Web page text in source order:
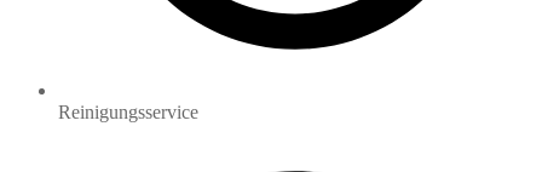
Reinigungsservice